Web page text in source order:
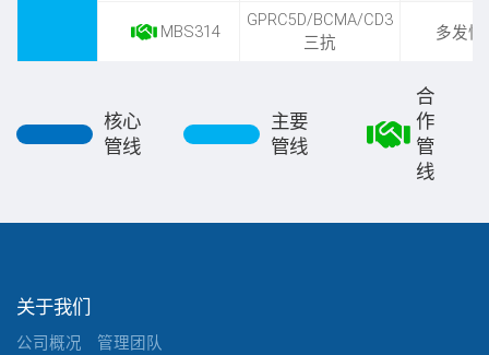
MBS314
GPRC5D/BCMA/CD3
三抗
多发
核心
管线
主要
管线
合
作
管
线
关于我们
公司概况 管理团队